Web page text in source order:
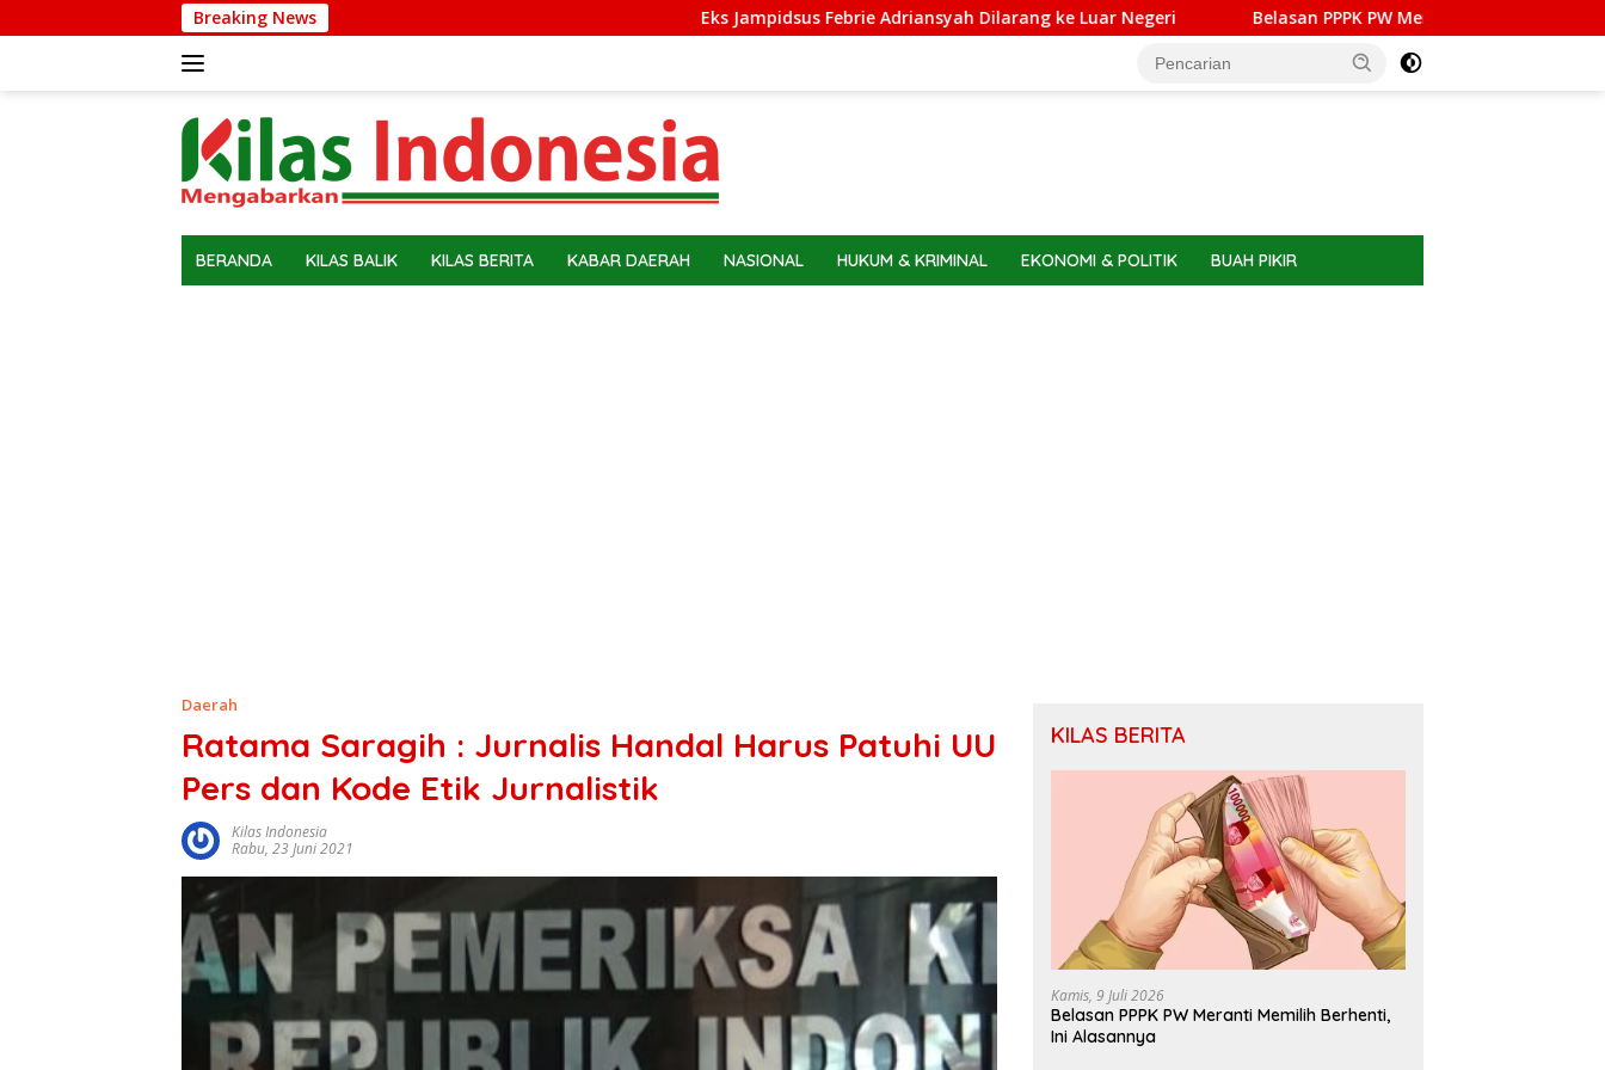
ke
Breaking News Eks Jampidsus Febrie Adriansyah Dilarang ke Luar Negeri Belasan PPPK PW Meranti Memilih Berhenti, Ini
BERANDA KILAS BALIK KILAS BERITA KABAR DAERAH NASIONAL HUKUM & KRIMINAL EKONOMI & POLITIK BUAH PIKIR
Daerah
Ratama Saragih : Jurnalis Handal Harus Patuhi UU
Pers dan Kode Etik Jurnalistik
Kilas Indonesia
Rabu, 23 Juni 2021
KILAS BERITA
Kamis, 9 Juli 2026
Belasan PPPK PW Meranti Memilih Berhenti,
Ini Alasannya